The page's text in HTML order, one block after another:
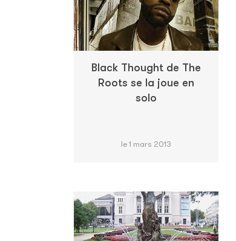
Black Thought de The
Roots se la joue en
solo
le 1 mars 2013